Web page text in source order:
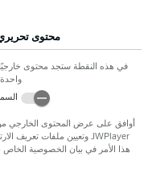
محتوى
في هذه النقطة ستجد محتوى
أوافق على عرض المحتوى الخارجي
JWPlayer وتعيين ملفات تعريف
هذا الأمر في بيان الخصوصية الخاص